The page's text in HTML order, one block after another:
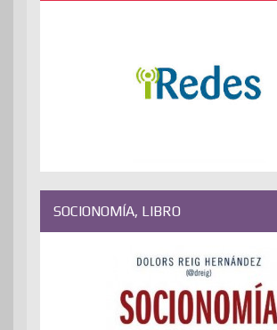
SOCIONOMÍA, LIBRO